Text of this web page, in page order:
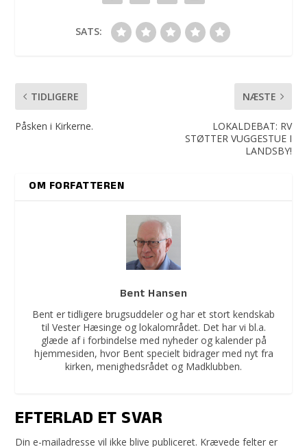
SATS:
TIDLIGERE
Påsken i Kirkerne.
NÆSTE
LOKALDEBAT: RV
STØTTER VUGGESTUE I
LANDSBY!
OM FORFATTEREN
Bent Hansen
Bent er tidligere brugsuddeler og har et stort kendskab
til Vester Hæsinge og lokalområdet. Det har vi bl.a.
glæde af i forbindelse med nyheder og kalender på
hjemmesiden, hvor Bent specielt bidrager med nyt fra
kirken, menighedsrådet og Madklubben.
EFTERLAD ET SVAR
Din e-mailadresse vil ikke blive publiceret. Krævede felter er